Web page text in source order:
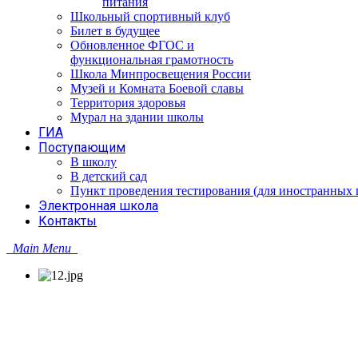
Школьный спортивный клуб
Билет в будущее
Обновленное ФГОС и
функциональная грамотность
Школа Минпросвещения России
Музей и Комната Боевой славы
Территория здоровья
Мурал на здании школы
ГИА
Поступающим
В школу
В детский сад
Пункт проведения тестирования (для иностранных
Электронная школа
Контакты
Main Menu